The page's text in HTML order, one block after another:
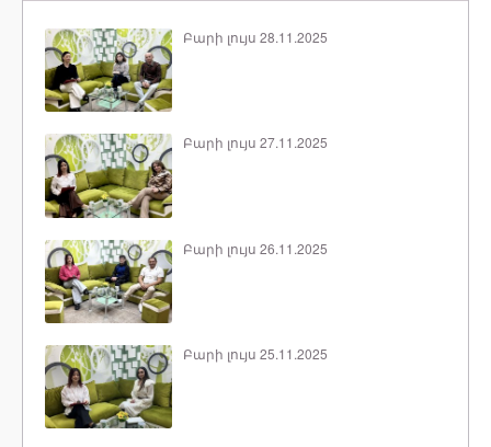
Բարի լույս 28.11.2025
Բարի լույս 27.11.2025
Բարի լույս 26.11.2025
Բարի լույս 25.11.2025